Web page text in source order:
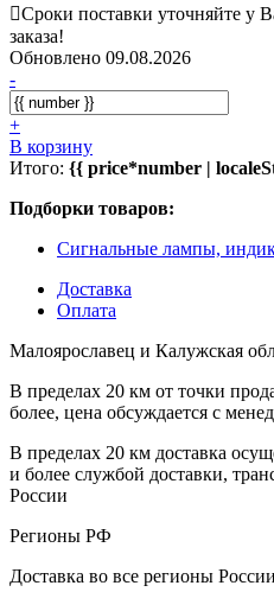
Сроки поставки уточняйте у
заказа!
Обновлено 09.08.2026
-
+
В корзину
Итого: {{ price*number |
Подборки товаров:
Сигнальные лампы,
Доставка
Оплата
Малоярославец и Калужская
В пределах 20 км от точки
более, цена обсуждается с
В пределах 20 км доставка
и более службой доставки,
России
Регионы РФ
Доставка во все регионы